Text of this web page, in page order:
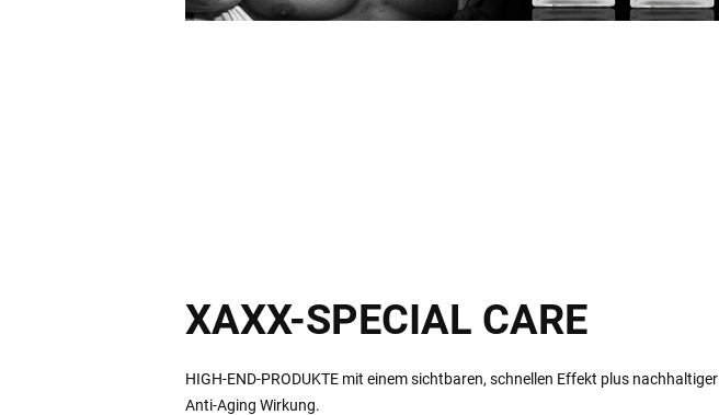
XAXX-SPECIAL CARE
HIGH-END-PRODUKTE mit einem sichtbaren, schnellen Effekt plus nachhaltiger
Anti-Aging Wirkung.